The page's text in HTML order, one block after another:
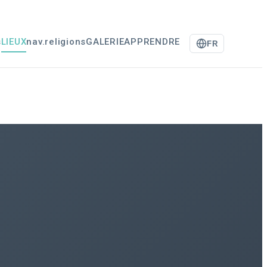
LIEUXnav.religionsGALERIEAPPRENDRE FR